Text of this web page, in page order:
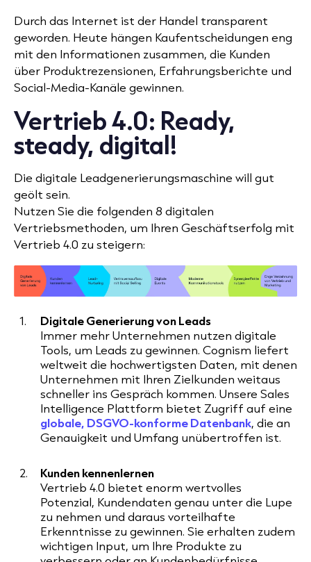
Durch das Internet ist der Handel transparent
geworden. Heute hängen Kaufentscheidungen eng
mit den Informationen zusammen, die Kunden
über Produktrezensionen, Erfahrungsberichte und
Social-Media-Kanäle gewinnen.
Vertrieb 4.0: Ready,
steady, digital!
Die digitale Leadgenerierungsmaschine will gut
geölt sein.
Nutzen Sie die folgenden 8 digitalen
Vertriebsmethoden, um Ihren Geschäftserfolg mit
Vertrieb 4.0 zu steigern:
Digitale Generierung von Leads
Immer mehr Unternehmen nutzen digitale
Tools, um Leads zu gewinnen. Cognism liefert
weltweit die hochwertigsten Daten, mit denen
Unternehmen mit Ihren Zielkunden weitaus
schneller ins Gespräch kommen. Unsere Sales
Intelligence Plattform bietet Zugriff auf eine
globale, DSGVO-konforme Datenbank, die an
Genauigkeit und Umfang unübertroffen ist.
Kunden kennenlernen
Vertrieb 4.0 bietet enorm wertvolles
Potenzial, Kundendaten genau unter die Lupe
zu nehmen und daraus vorteilhafte
Erkenntnisse zu gewinnen. Sie erhalten zudem
wichtigen Input, um Ihre Produkte zu